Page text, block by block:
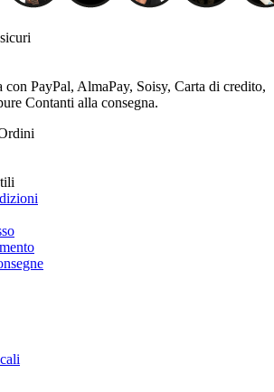
con PayPal, AlmaPay, Soisy, Carta di credito,
Contanti alla consegna.